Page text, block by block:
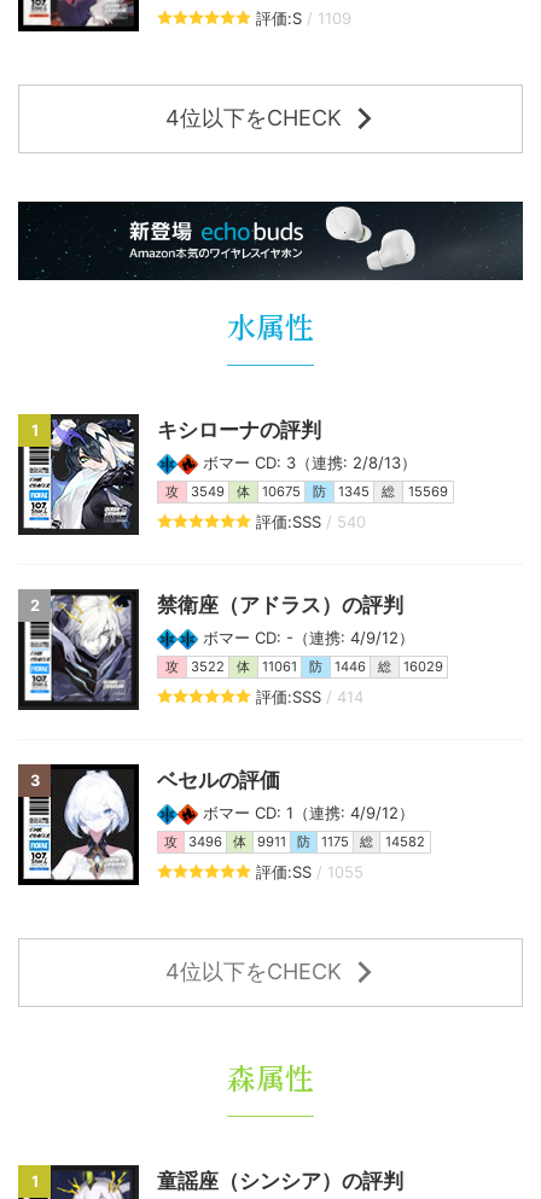
評価:S / 1109
4位以下をCHECK
水属性
1 キシローナの評判
ボマー CD: 3（連携: 2/8/13）
攻 3549 体 10675 防 1345 総 15569
評価:SSS / 540
2 禁衛座（アドラス）の評判
ボマー CD: -（連携: 4/9/12）
攻 3522 体 11061 防 1446 総 16029
評価:SSS / 414
3 ベセルの評価
ボマー CD: 1（連携: 4/9/12）
攻 3496 体 9911 防 1175 総 14582
評価:SS / 1055
4位以下をCHECK
森属性
1 童謡座（シンシア）の評判